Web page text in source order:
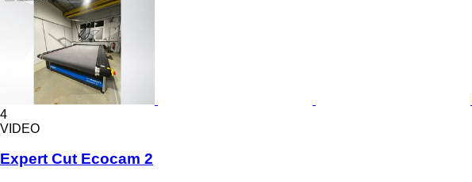
4
VIDEO
Expert Cut Ecocam 2